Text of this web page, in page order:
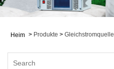
Heim > Produkte > Gleichstromquelle